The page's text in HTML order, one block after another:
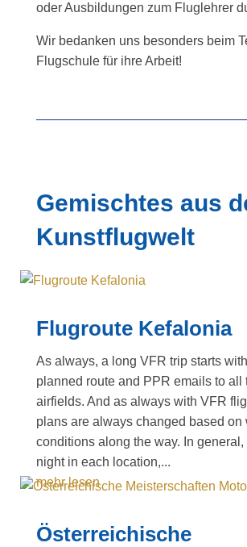
oder Ausbildungen zum Fluglehrer
Wir bedanken uns besonders beim
Flugschule für ihre Arbeit!
Gemischtes aus
Kunstflugwelt
Flugroute Kefalonia
As always, a long VFR trip starts with
planned route and PPR emails to all
airfields. And as always with VFR
plans are always changed based on
conditions along the way. In general,
night in each location,...
mehr lesen
Österreichische